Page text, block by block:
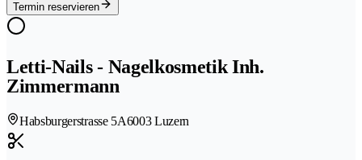
Termin reservieren
Letti-Nails - Nagelkosmetik Inh.
Zimmermann
Habsburgerstrasse 5A6003 Luzern